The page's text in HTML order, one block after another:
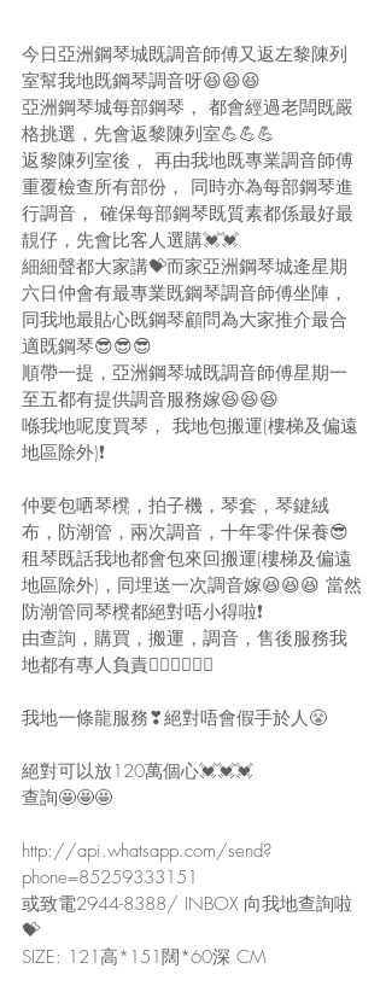
今日亞洲鋼琴城既調音師傅又返左黎陳列
室幫我地既鋼琴調音呀😆😆😆
亞洲鋼琴城每部鋼琴， 都會經過老闆既嚴
格挑選，先會返黎陳列室💪💪💪
返黎陳列室後， 再由我地既專業調音師傅
重覆檢查所有部份， 同時亦為每部鋼琴進
行調音， 確保每部鋼琴既質素都係最好最
靚仔，先會比客人選購💓💓
細細聲都大家講💝而家亞洲鋼琴城逄星期
六日仲會有最專業既鋼琴調音師傅坐陣，
同我地最貼心既鋼琴顧問為大家推介最合
適既鋼琴😎😎😎
順帶一提，亞洲鋼琴城既調音師傅星期一
至五都有提供調音服務嫁😆😆😆
喺我地呢度買琴， 我地包搬運(樓梯及偏遠
地區除外)❗
仲要包哂琴櫈，拍子機，琴套，琴鍵絨
布，防潮管，兩次調音，十年零件保養😎
租琴既話我地都會包來回搬運(樓梯及偏遠
地區除外)，同埋送一次調音嫁😆😆😆 當然
防潮管同琴櫈都絕對唔小得啦❗
由查詢，購買，搬運，調音，售後服務我
地都有專人負責🙋‍♀🙋‍♀🙋‍♀
我地一條龍服務❣絕對唔會假手於人😤
絕對可以放120萬個心💓💓💓
查詢🤩🤩🤩
http://api.whatsapp.com/send?
phone=85259333151
或致電2944-8388/ INBOX 向我地查詢啦
💝
SIZE: 121高*151闊*60深 CM